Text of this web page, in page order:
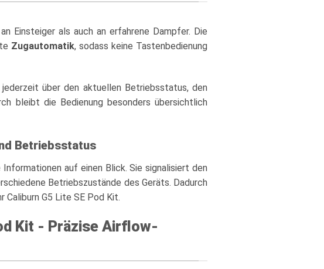
Einsteiger als auch an erfahrene Dampfer. Die
Zugautomatik, sodass keine Tastenbedienung
über den aktuellen Betriebsstatus, den
bleibt die Bedienung besonders übersichtlich
Betriebsstatus
auf einen Blick. Sie signalisiert den
Betriebszustände des Geräts. Dadurch
G5 Lite SE Pod Kit.
Kit - Präzise Airflow-